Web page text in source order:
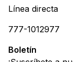
Línea directa
777-1012977
Boletín